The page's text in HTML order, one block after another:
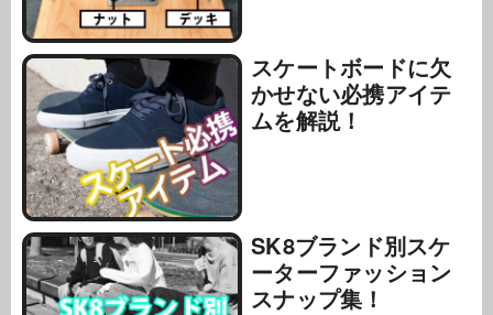
スケートボードに欠
かせない必携アイテ
ムを解説！
SK8ブランド別スケ
ーターファッション
スナップ集！